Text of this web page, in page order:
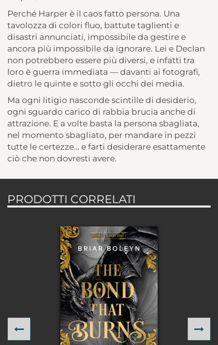
Perché Harper è il caos fatto persona. Una
tavolozza di colori fluo, battute taglienti e
disastri annunciati, impossibile da gestire e
ancora più impossibile da ignorare. Lei e Declan
non potrebbero essere più diversi, e infatti tra
loro è guerra immediata — davanti ai fotografi,
dietro le quinte e sotto gli occhi dei media.
Ma ogni litigio nasconde scintille di desiderio,
ogni sguardo carico di rabbia brucia anche di
attrazione. E a volte basta la persona sbagliata,
nel momento sbagliato, per mandare in pezzi
tutte le certezze… e farti desiderare esattamente
ciò che non dovresti avere.
PRODOTTI CORRELATI
Previous